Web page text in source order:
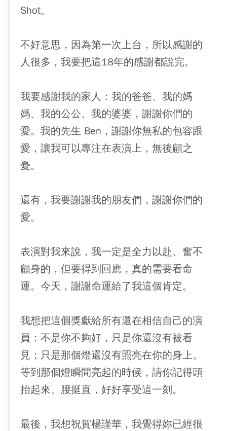
Shot。
不好意思，因為第一次上台，所以感謝的
人很多，我要把這18年的感謝都說完。
我要感謝我的家人：我的爸爸、我的媽
媽、我的公公、我的婆婆，謝謝你們的
愛。我的先生 Ben，謝謝你無私的包容跟
愛，讓我可以專注在表演上，無後顧之
憂。
還有，我要謝謝我的朋友們，謝謝你們的
愛。
表演對我來說，我一定是全力以赴、奮不
顧身的，但要得到回應，真的需要看命
運。今天，謝謝命運給了我這個肯定。
我想把這個獎獻給所有還在相信自己的演
員：不是你不夠好，只是你還沒有被看
見；只是那個燈還沒有照亮在你的身上。
等到那個燈瞬間亮起的時候，請你記得頭
抬起來、腰挺直，好好享受這一刻。
最後，我想祝賀楊謹華，我覺得妳已經很